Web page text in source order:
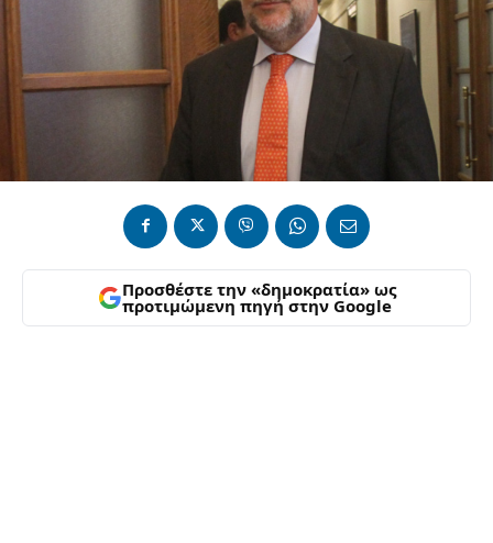
Προσθέστε την «δημοκρατία» ως
προτιμώμενη πηγή στην Google